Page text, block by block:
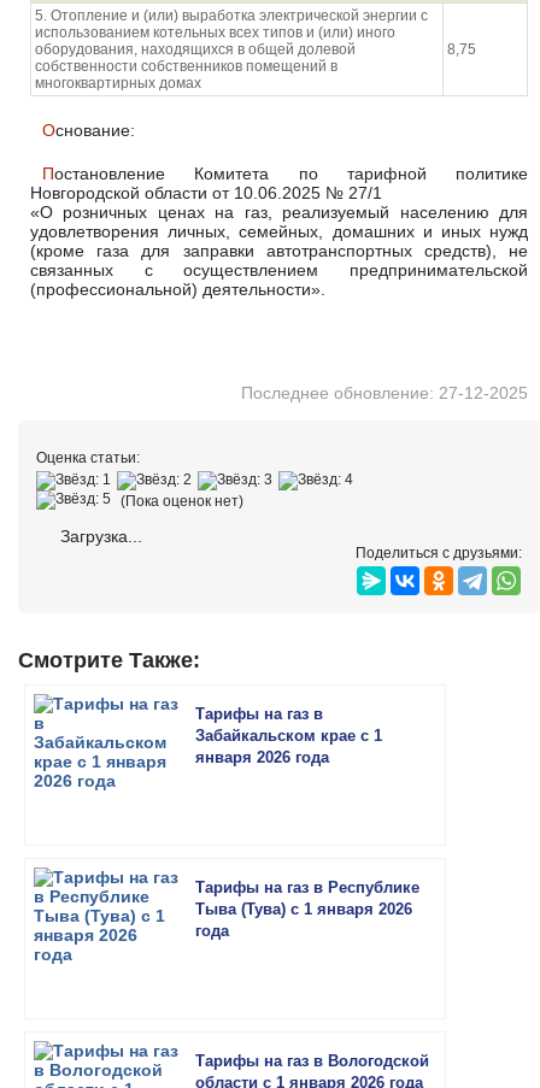
5. Отопление и (или) выработка электрической энергии с
использованием котельных всех типов и (или) иного
оборудования, находящихся в общей долевой
собственности собственников помещений в
многоквартирных домах
8,75
Основание:
Постановление Комитета по тарифной политике
Новгородской области от 10.06.2025 № 27/1
«О розничных ценах на газ, реализуемый населению для
удовлетворения личных, семейных, домашних и иных нужд
(кроме газа для заправки автотранспортных средств), не
связанных с осуществлением предпринимательской
(профессиональной) деятельности».
Последнее обновление: 27-12-2025
Оценка статьи:
(Пока оценок нет)
Загрузка...
Поделиться с друзьями:
Смотрите Также:
Тарифы на газ в
Забайкальском крае с 1
января 2026 года
Тарифы на газ в Республике
Тыва (Тува) с 1 января 2026
года
Тарифы на газ в Вологодской
области с 1 января 2026 года